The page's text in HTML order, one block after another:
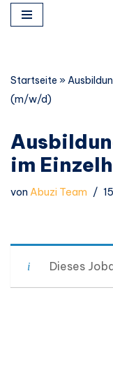
springen
Startseite »
(m/w/d)
im
vonAbuzi Team
Dieses